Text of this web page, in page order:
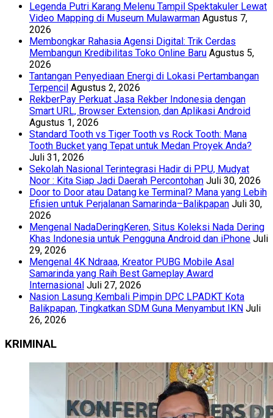
Legenda Putri Karang Melenu Tampil Spektakuler Lewat
Video Mapping di Museum Mulawarman Agustus 7,
2026
Membongkar Rahasia Agensi Digital: Trik Cerdas
Membangun Kredibilitas Toko Online Baru Agustus 5,
2026
Tantangan Penyediaan Energi di Lokasi Pertambangan
Terpencil Agustus 2, 2026
RekberPay Perkuat Jasa Rekber Indonesia dengan
Smart URL, Browser Extension, dan Aplikasi Android
Agustus 1, 2026
Standard Tooth vs Tiger Tooth vs Rock Tooth: Mana
Tooth Bucket yang Tepat untuk Medan Proyek Anda?
Juli 31, 2026
Sekolah Nasional Terintegrasi Hadir di PPU, Mudyat
Noor : Kita Siap Jadi Daerah Percontohan Juli 30, 2026
Door to Door atau Datang ke Terminal? Mana yang Lebih
Efisien untuk Perjalanan Samarinda–Balikpapan Juli 30,
2026
Mengenal NadaDeringKeren, Situs Koleksi Nada Dering
Khas Indonesia untuk Pengguna Android dan iPhone Juli
29, 2026
Mengenal 4K Ndraaa, Kreator PUBG Mobile Asal
Samarinda yang Raih Best Gameplay Award
Internasional Juli 27, 2026
Nasion Lasung Kembali Pimpin DPC LPADKT Kota
Balikpapan, Tingkatkan SDM Guna Menyambut IKN Juli
26, 2026
KRIMINAL